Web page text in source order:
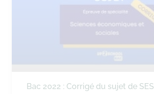
Bac 2022 : Corrigé du sujet de SES